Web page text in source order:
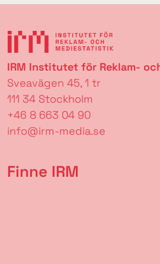
IRM Institutet för Reklam-
Sveavägen 45, 1 tr
111 34 Stockholm
+46 8 663 04 90
info@irm-media.se
Finne IRM